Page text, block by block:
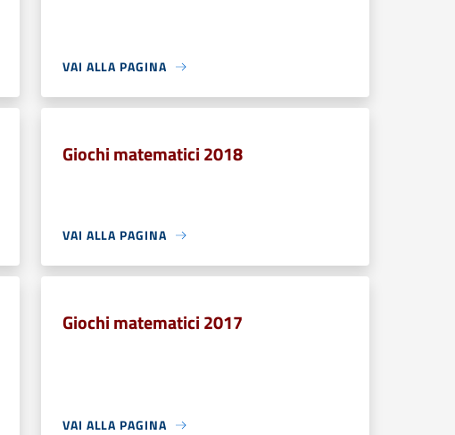
VAI ALLA PAGINA
Giochi matematici 2018
VAI ALLA PAGINA
Giochi matematici 2017
VAI ALLA PAGINA